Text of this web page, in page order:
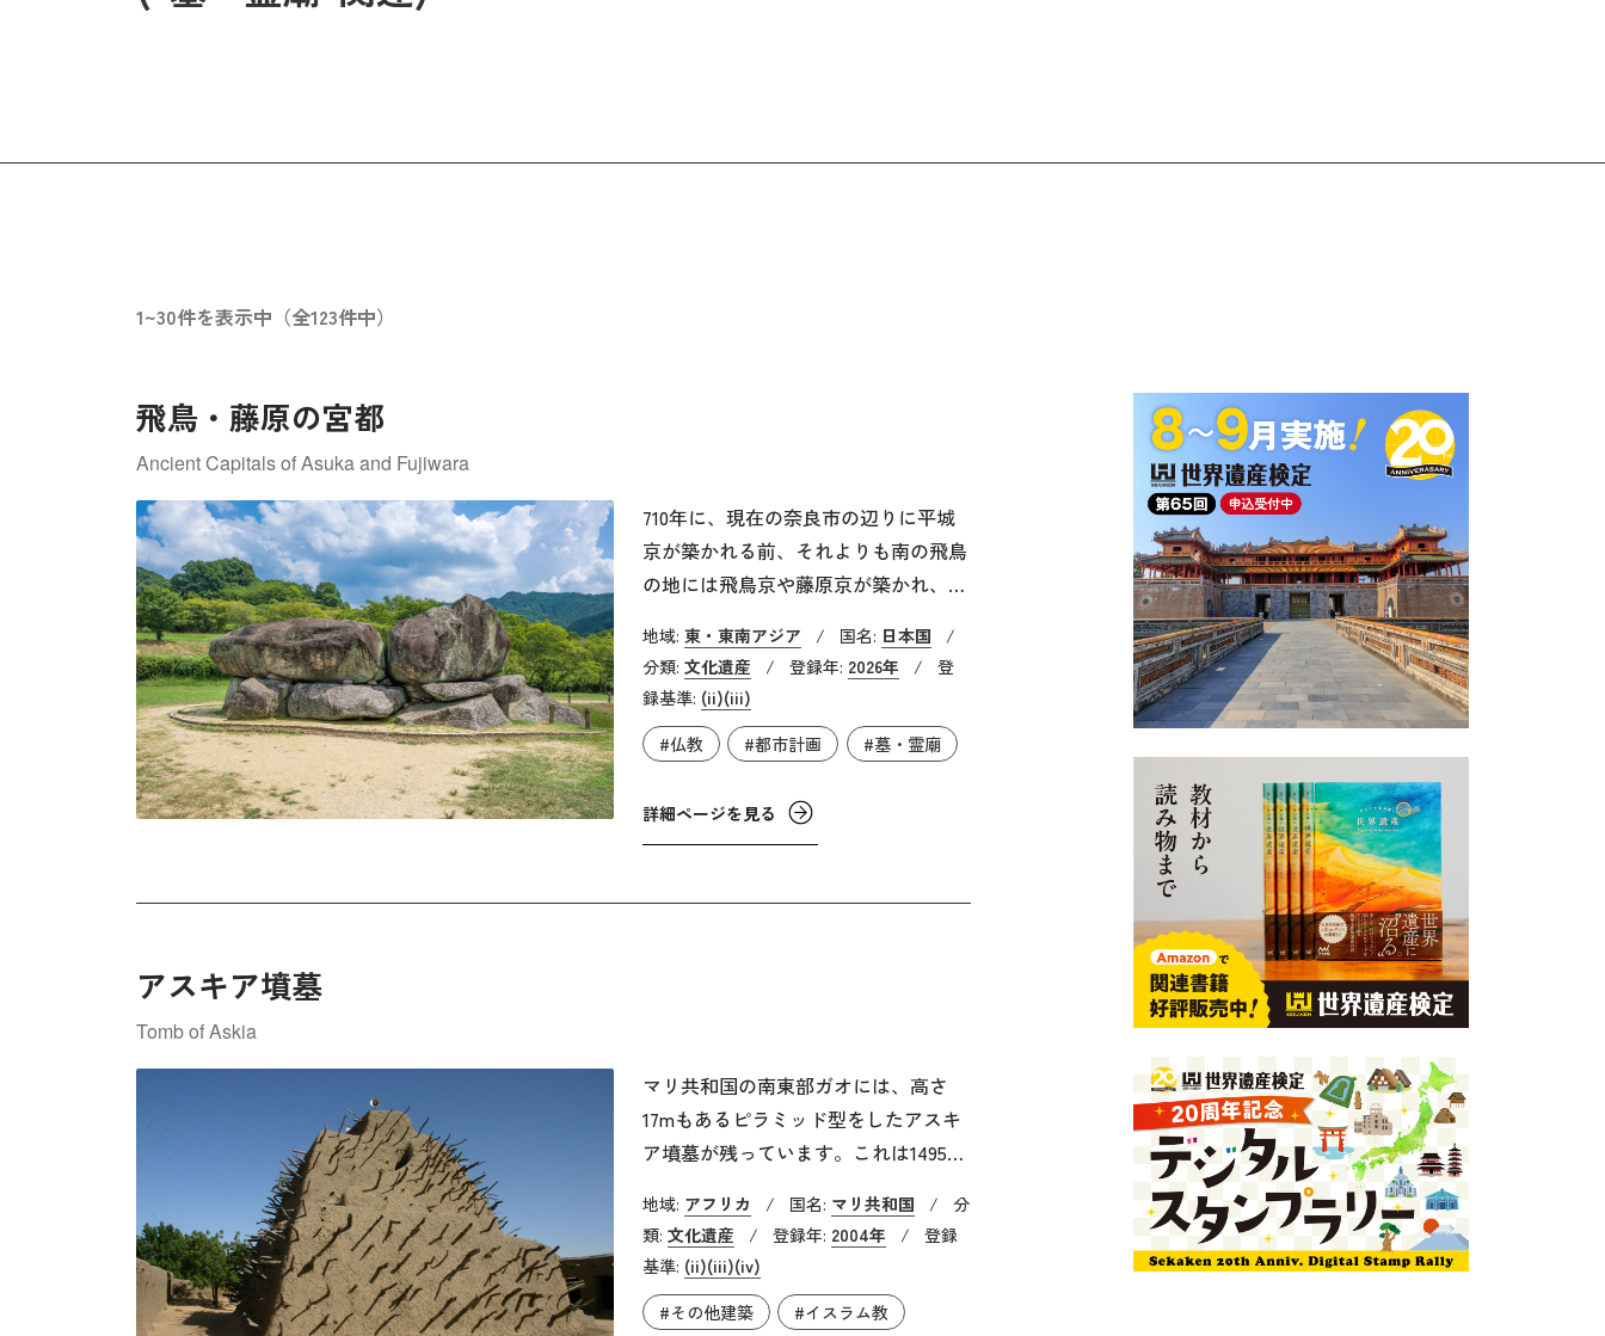
1~30件を表示中（全123件中）
飛鳥・藤原の宮都
Ancient Capitals of Asuka and Fujiwara
710年に、現在の奈良市の辺りに平城
京が築かれる前、それよりも南の飛鳥
の地には飛鳥京や藤原京が築かれ、律
るような時代がありました。この約
120年間は飛鳥時代と呼ばれます。
『飛鳥・藤原の宮都』は、「宮殿・官
衙（かんが）跡」と「仏教寺院跡」、
紀初頭にかけて大陸や朝鮮半島と交流
しながら日本で初めての中央集権体制
地域: 東・東南アジア / 国名: 日本国
/
分類: 文化遺産 / 登録年: 2026年 /
登
録基準: (ii)(iii)
#仏教
#都市計画 #墓・霊廟
詳細ページを見る
アスキア墳墓
Tomb of Askia
マリ共和国の南東部ガオには、高さ
17mもあるピラミッド型をしたアスキ
ア墳墓が残っています。これは1495
繁栄したソンガイ帝国の時代に造営さ
れたもので、ガオはその都でした。こ
の帝国を治めていたアスキア・モハメ
ド王は、信心深いイスラム教徒で、後
地域: アフリカ / 国名: マリ共和国 /
分
類: 文化遺産 / 登録年: 2004年 /
登録
基準: (ii)(iii)(iv)
#その他建築
#イスラム教